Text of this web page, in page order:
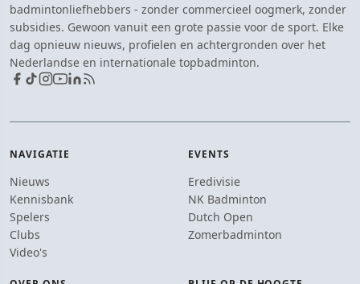
badmintonliefhebbers - zonder commercieel oogmerk, zonder
subsidies. Gewoon vanuit een grote passie voor de sport. Elke
dag opnieuw nieuws, profielen en achtergronden over het
Nederlandse en internationale topbadminton.
NAVIGATIE
Nieuws
Kennisbank
Spelers
Clubs
Video's
EVENTS
Eredivisie
NK Badminton
Dutch Open
Zomerbadminton